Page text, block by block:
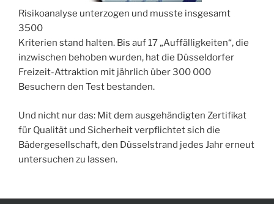
Risikoanalyse unterzogen und musste insgesamt
3500
Kriterien stand halten. Bis auf 17 „Auffälligkeiten“, die
inzwischen behoben wurden, hat die Düsseldorfer
Freizeit-Attraktion mit jährlich über 300 000
Besuchern den Test bestanden.
Und nicht nur das: Mit dem ausgehändigten Zertifikat
für Qualität und Sicherheit verpflichtet sich die
Bädergesellschaft, den Düsselstrand jedes Jahr erneut
untersuchen zu lassen.